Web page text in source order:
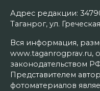
Адрес редакции:
Таганрог, ул.
Вся информация,
www.taganrogprav.ru,
законодательством
Представителем
фотоматериалов